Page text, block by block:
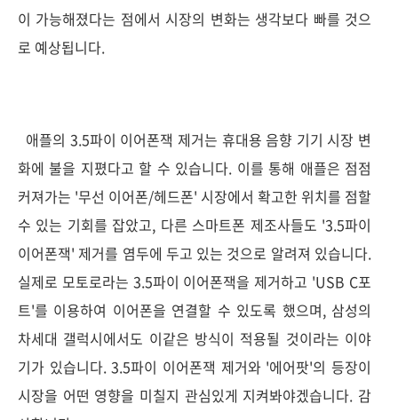
이 가능해졌다는 점에서 시장의 변화는 생각보다 빠를 것으
로 예상됩니다.
애플의 3.5파이 이어폰잭 제거는 휴대용 음향 기기 시장 변
화에 불을 지폈다고 할 수 있습니다. 이를 통해 애플은 점점
커져가는 '무선 이어폰/헤드폰' 시장에서 확고한 위치를 점할
수 있는 기회를 잡았고, 다른 스마트폰 제조사들도 '3.5파이
이어폰잭' 제거를 염두에 두고 있는 것으로 알려져 있습니다.
실제로 모토로라는 3.5파이 이어폰잭을 제거하고 'USB C포
트'를 이용하여 이어폰을 연결할 수 있도록 했으며, 삼성의
차세대 갤럭시에서도 이같은 방식이 적용될 것이라는 이야
기가 있습니다. 3.5파이 이어폰잭 제거와 '에어팟'의 등장이
시장을 어떤 영향을 미칠지 관심있게 지켜봐야겠습니다. 감